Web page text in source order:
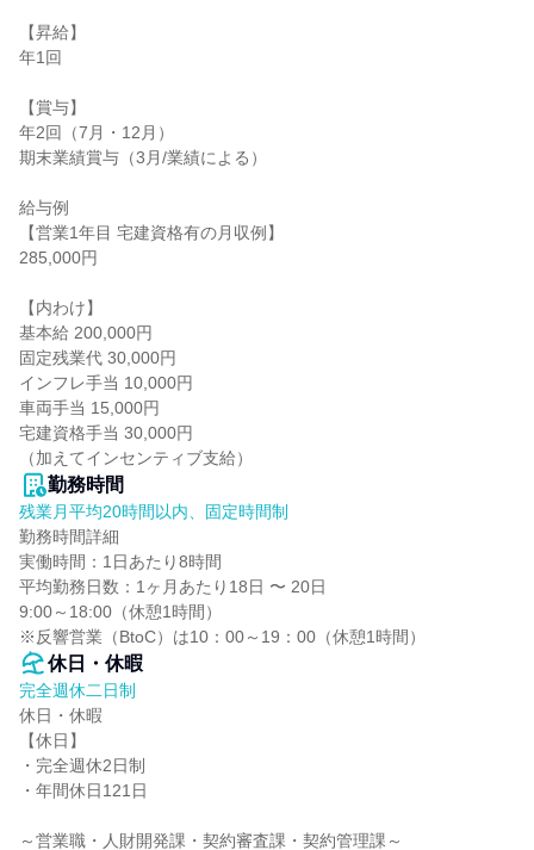
【昇給】
年1回
【賞与】
年2回（7月・12月）
期末業績賞与（3月/業績による）
給与例
【営業1年目 宅建資格有の月収例】
285,000円
【内わけ】
基本給 200,000円
固定残業代 30,000円
インフレ手当 10,000円
車両手当 15,000円
宅建資格手当 30,000円
（加えてインセンティブ支給）
勤務時間
残業月平均20時間以内、固定時間制
勤務時間詳細
実働時間：1日あたり8時間
平均勤務日数：1ヶ月あたり18日 〜 20日
9:00～18:00（休憩1時間）
※反響営業（BtoC）は10：00～19：00（休憩1時間）
休日・休暇
完全週休二日制
休日・休暇
【休日】
・完全週休2日制
・年間休日121日
～営業職・人財開発課・契約審査課・契約管理課～